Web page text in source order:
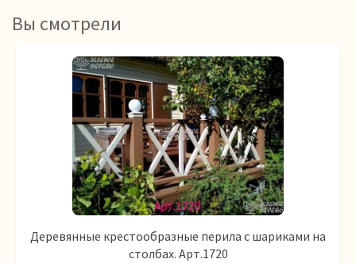
Вы смотрели
Деревянные крестообразные перила с шариками на
столбах. Арт.1720